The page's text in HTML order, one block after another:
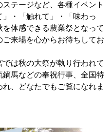
テージなど、各種イベント
・「触れて」・「味わっ
体感できる農業祭となって
来場を心からお待ちしてお
は秋の大祭が執り行われて
馬などの奉祝行事、全国特
、どなたでもご覧になれま